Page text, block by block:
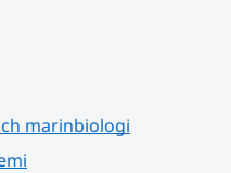
marinbiologi